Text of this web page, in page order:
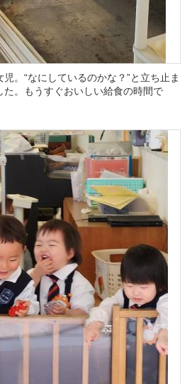
。“なにしているのかな？”と立ち止ま
た。もうすぐおいしい給食の時間で